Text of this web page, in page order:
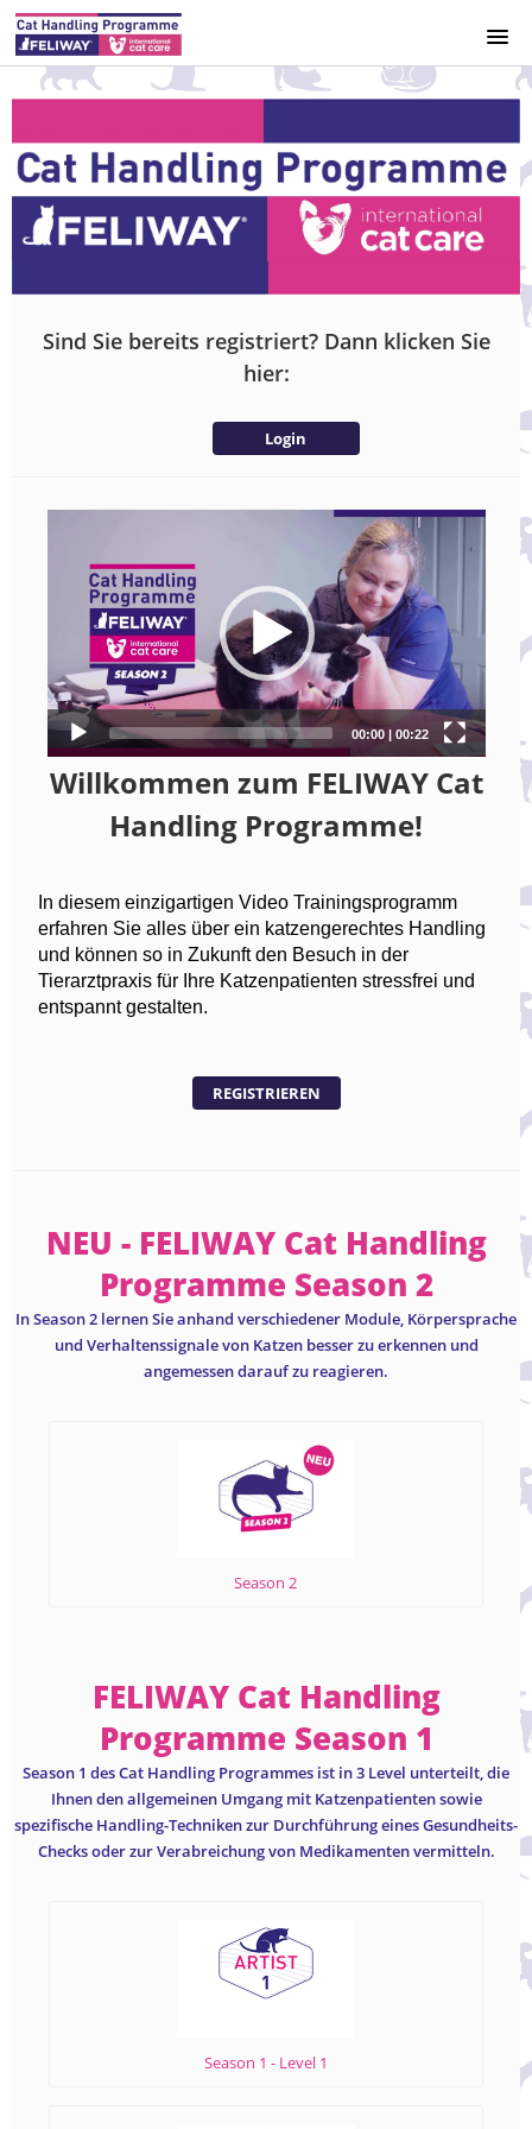
HOME
KURSKATALOG
IMPRESSUM
ACCESS
Sind Sie bereits registriert? Dann klicken Sie
hier:
Login
Willkommen zum FELIWAY Cat
Handling Programme!
In diesem einzigartigen Video Trainingsprogramm
erfahren Sie alles über ein katzengerechtes Handling
und können so in Zukunft den Besuch in der
Tierarztpraxis für Ihre Katzenpatienten stressfrei und
entspannt gestalten.
REGISTRIEREN
NEU - FELIWAY Cat Handling
Programme Season 2
In Season 2 lernen Sie anhand verschiedener Module, Körpersprache
und Verhaltenssignale von Katzen besser zu erkennen und
angemessen darauf zu reagieren.
Season 2
FELIWAY Cat Handling
Programme Season 1
Season 1 des Cat Handling Programmes ist in 3 Level unterteilt, die
Ihnen den allgemeinen Umgang mit Katzenpatienten sowie
spezifische Handling-Techniken zur Durchführung eines Gesundheits-
Checks oder zur Verabreichung von Medikamenten vermitteln.
Season 1 - Level 1